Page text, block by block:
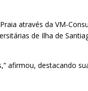
através da VM-
de Ilha de
afirmou, destacando